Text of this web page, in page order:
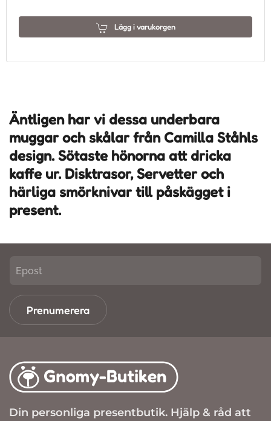
Lägg i varukorgen
Äntligen har vi dessa underbara
muggar och skålar från Camilla Ståhls
design. Sötaste hönorna att dricka
kaffe ur. Disktrasor, Servetter och
härliga smörknivar till påskägget i
present.
Prenumerera
Din personliga presentbutik. Hjälp & råd att